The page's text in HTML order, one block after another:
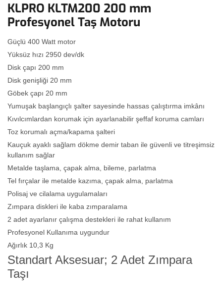
KLPRO KLTM200 200 mm
Profesyonel Taş Motoru
Güçlü 400 Watt motor
Yüksüz hızı 2950 dev/dk
Disk çapı 200 mm
Disk genişliği 20 mm
Göbek çapı 20 mm
Yumuşak başlangıçlı şalter sayesinde hassas çalıştırma imkânı
Kıvılcımlardan korumak için ayarlanabilir şeffaf koruma camları
Toz korumalı açma/kapama şalteri
Kauçuk ayaklı sağlam dökme demir taban ile güvenli ve titreşimsiz
kullanım sağlar
Metalde taşlama, çapak alma, bileme, parlatma
Tel fırçalar ile metalde kazıma, çapak alma, parlatma
Polisaj ve cilalama uygulamaları
Zımpara diskleri ile kaba zımparalama
2 adet ayarlanır çalışma destekleri ile rahat kullanım
Profesyonel Kullanıma uygundur
Ağırlık 10,3 Kg
Standart Aksesuar; 2 Adet Zımpara
Taşı